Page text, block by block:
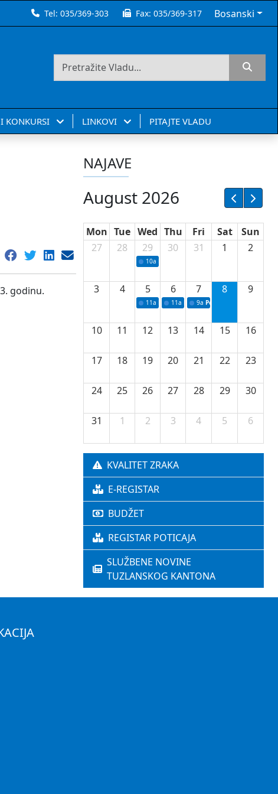
Tel:035/369-303 Fax:035/369-317 Bosanski
I KONKURSI LINKOVI PITAJTE VLADU
godinu.
NAJAVE
August 2026
Mon Tue Wed Thu Fri Sat
Sun
27
28 29
10a Potpisivanje ugovora sa neprofitnim
30 31 1 2
3 4 5
11a Potpisivanje ugovora o stipendijama
6
11a Podrška razvoju vodne
7
9a Početak izgradnje nove
8 9
10 11 12 13 14 15 16
17 18 19 20 21 22 23
24 25 26 27 28 29 30
31 1 2 3 4 5 6
KVALITET ZRAKA
E-REGISTAR
BUDŽET
REGISTAR POTICAJA
SLUŽBENE NOVINE
TUZLANSKOG KANTONA